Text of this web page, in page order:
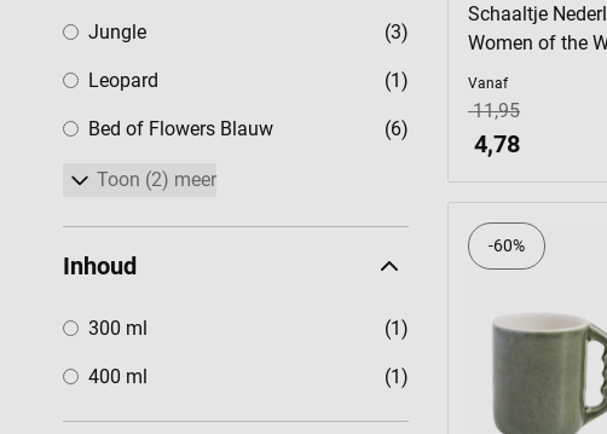
Jungle (3) producten
Leopard (1) product
Bed of Flowers Blauw (6)
Toon (2) meer
Inhoud
300 ml (1)
400 ml (1)
Schaaltje
Women of the
Vanaf
4,78
11,95
-60%